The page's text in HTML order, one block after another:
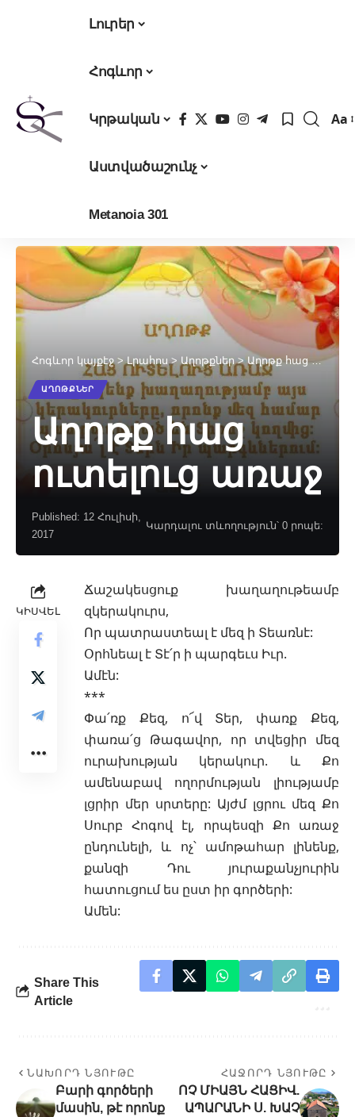
Լուրեր
Հոգևոր
Կրթական
Աստվածաշունչ
Metanoia 301
Aa
Հոգևոր կայքէջ>Լրահոս > Աղոթքներ> Աղոթք հաց ուտելուց առաջ
ԱՂՈԹՔՆԵՐ
Աղոթք հաց
ուտելուց առաջ
Published: 12 Հուլիսի,
2017
Կարդալու տևողություն՝ 0 րոպե:
ԿԻՍՎԵԼ
Ճաշակեսցուք խաղաղութեամբ
զկերակուրս,
Որ պատրաստեալ է մեզ ի Տեառնէ:
Օրհնեալ է Տէ՛ր ի պարգեւս Իւր.
Ամէն:
***
Փա՛ռք Քեզ, ո՜վ Տեր, փառք Քեզ,
փառա՛ց Թագավոր, որ տվեցիր մեզ
ուրախության կերակուր. և Քո
ամենաբավ ողորմության լիությամբ
լցրիր մեր սրտերը: Այժմ լցրու մեզ Քո
Սուրբ Հոգով էլ, որպեսզի Քո առաջ
ընդունելի, և ոչ՝ ամոթահար լինենք,
քանզի Դու յուրաքանչյուրին
հատուցում ես ըստ իր գործերի:
Ամեն:
Share This
Article
ՆԱԽՈՐԴ ՆՅՈՒԹԸ
Բարի գործերի
մասին, թէ որոնք
ՀԱՋՈՐԴ ՆՅՈՒԹԸ
ՈՉ ՄԻԱՅՆ ՀԱՑԻՎ.
ԱՊԱՐԱՆԻ Ս. ԽԱՉ